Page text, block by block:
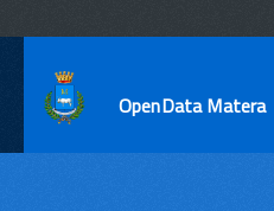
OpenData Matera